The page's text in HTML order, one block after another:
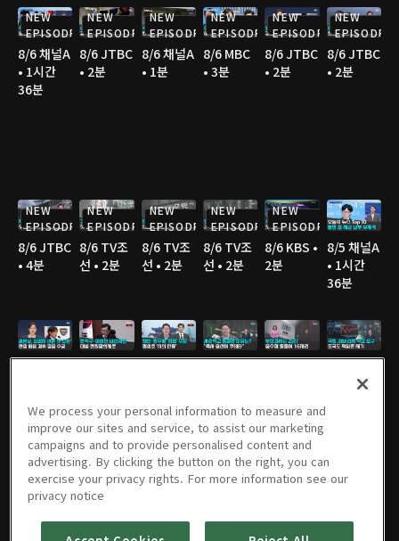
NEW
EPISODE
8/6 채널A
• 1시간
36분
NEW
EPISODE
8/6 JTBC
• 2분
NEW
EPISODE
8/6 채널A
• 1분
NEW
EPISODE
8/6 MBC
• 3분
NEW
EPISODE
8/6 JTBC
• 2분
NEW
EPISODE
8/6 JTBC
• 2분
NEW
EPISODE
8/6 JTBC
• 4분
NEW
EPISODE
8/6 TV조
선 • 2분
NEW
EPISODE
8/6 TV조
선 • 2분
NEW
EPISODE
8/6 TV조
선 • 2분
NEW
EPISODE
8/6 KBS •
2분
8/5 채널A
• 1시간
36분
선 • 3분
8/5 TV조
선 • 3분
8/5 MBC
• 3분
8/5 YTN •
3분
8/5 YTN •
3분
8/4 채널A
• 1시간
8/4 JTBC
• 2분
We process your personal information to measure and
improve our sites and service, to assist our marketing
campaigns and to provide personalised content and
advertising. By clicking the button on the right, you can
exercise your privacy rights. For more information see our
privacy notice